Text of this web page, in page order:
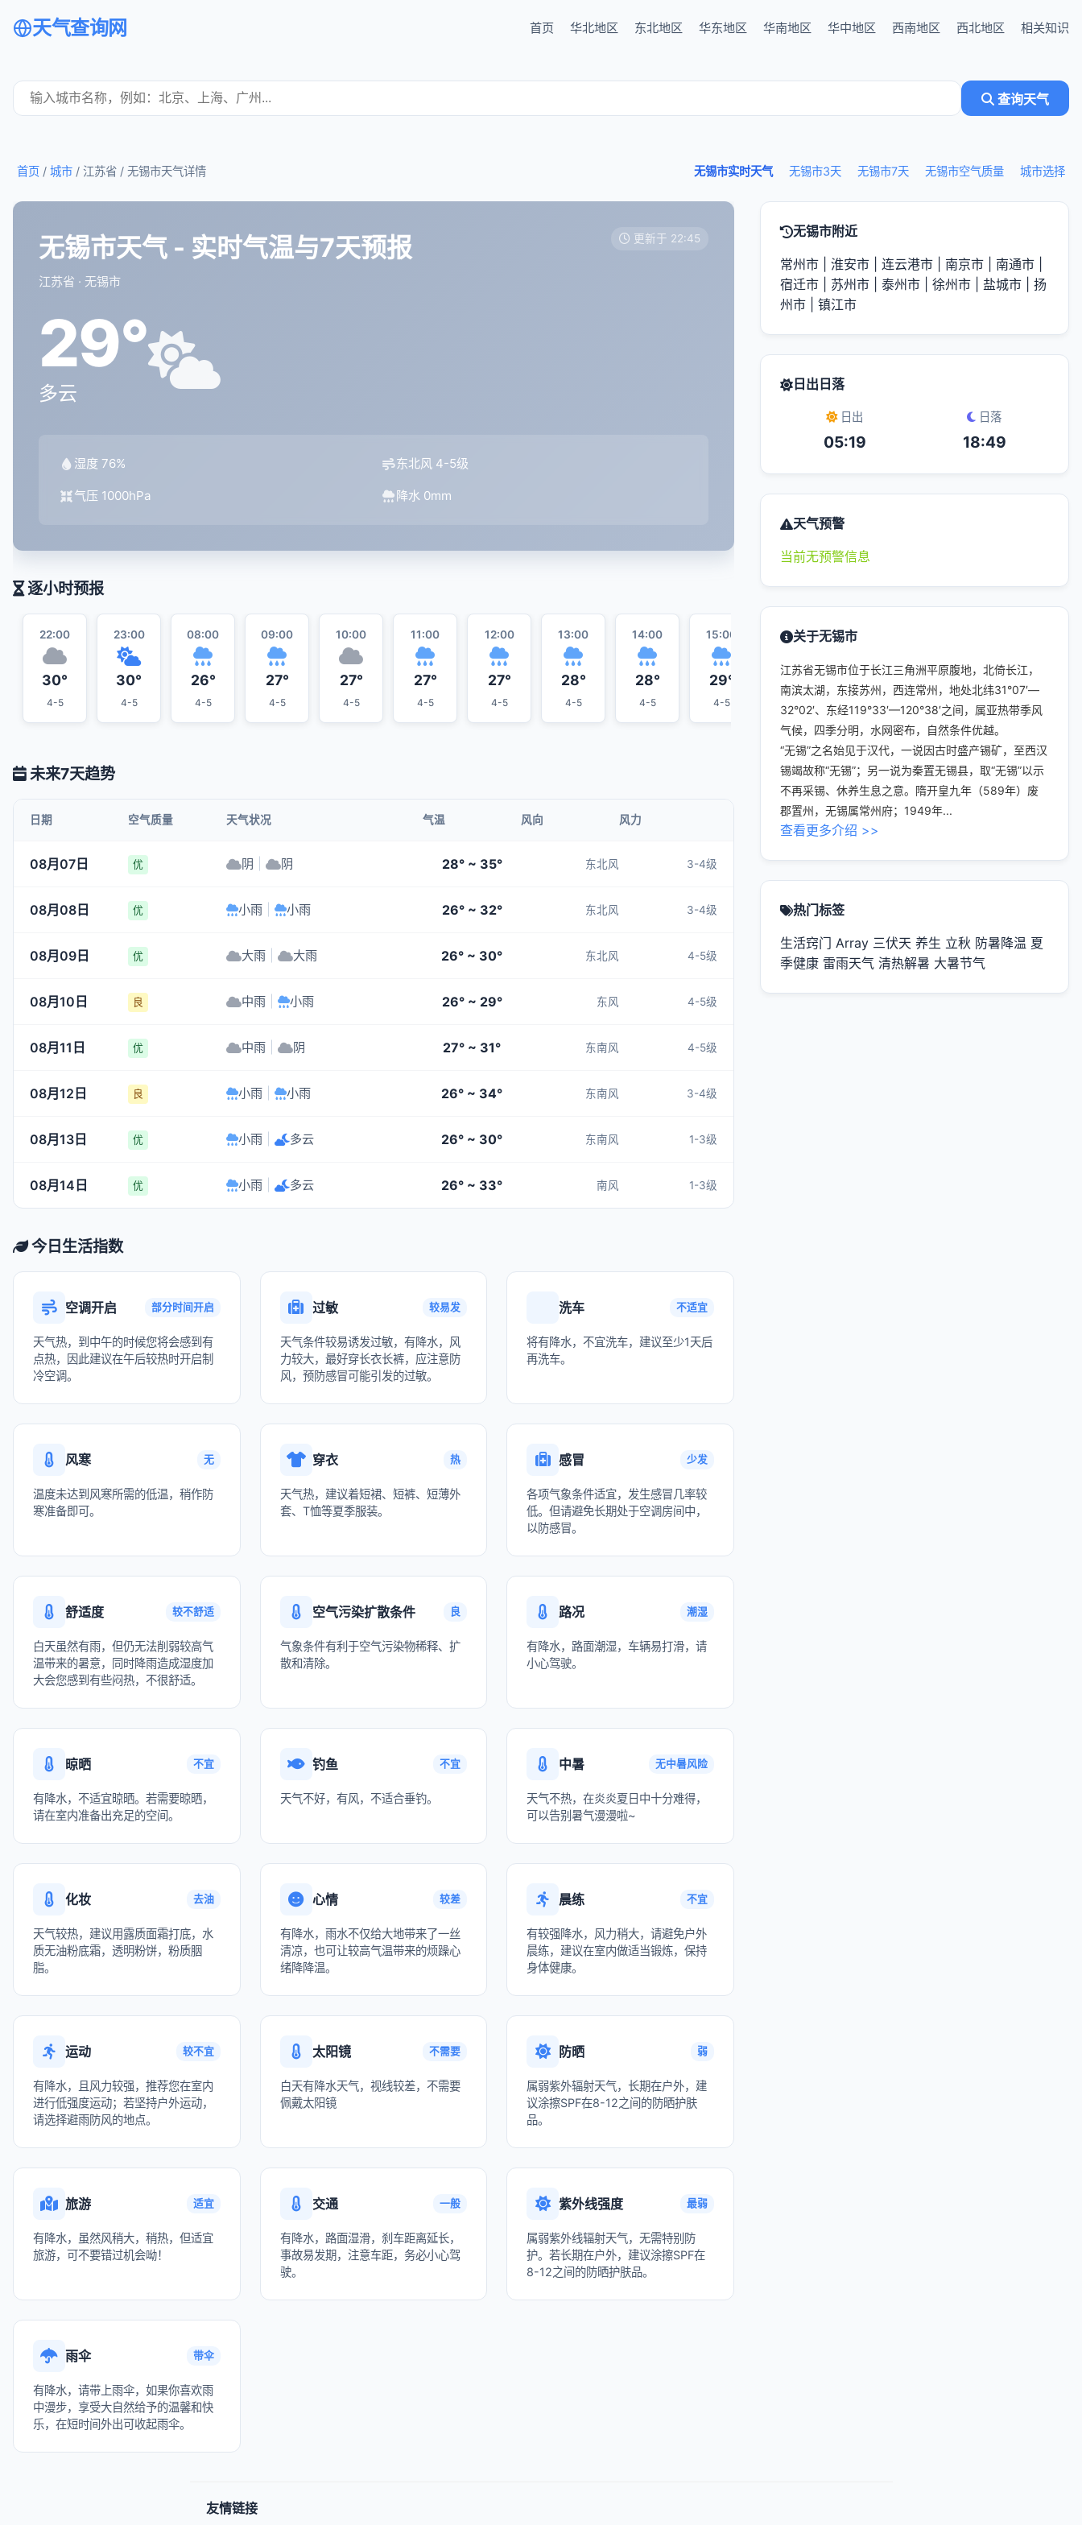
天气查询网 首页 华北地区 东北地区 华东地区 华南地区 华中地区 西南地区 西北地区 相关知识
查询天气
无锡市实时天气 无锡市3天 无锡市7天 无锡市空气质量 城市选择
首页 / 城市 / 江苏省 / 无锡市天气详情
无锡市天气 - 实时气温与7天预报
江苏省 · 无锡市
更新于 22:45
29°
多云
湿度 76% 东北风 4-5级
气压 1000hPa 降水 0mm
逐小时预报
22:00
30°
4-5
23:00
30°
4-5
08:00
26°
4-5
09:00
27°
4-5
10:00
27°
4-5
11:00
27°
4-5
12:00
27°
4-5
13:00
28°
4-5
14:00
28°
4-5
15:00
29°
4-5
16:00
29°
4-5
17:00
30°
4-5
29°
4-5
29°
4-5
未来7天趋势
日期 空气质量 天气状况 气温 风向 风力
08月07日 优 阴 阴 28° ~ 35° 东北风 3-4级
08月08日 优 小雨 小雨 26° ~ 32° 东北风 3-4级
08月09日 优 大雨 大雨 26° ~ 30° 东北风 4-5级
08月10日 良 中雨 小雨 26° ~ 29° 东风 4-5级
08月11日 优 中雨 阴 27° ~ 31° 东南风 4-5级
08月12日 良 小雨 小雨 26° ~ 34° 东南风 3-4级
08月13日 优 小雨 多云 26° ~ 30° 东南风 1-3级
08月14日 优 小雨 多云 26° ~ 33° 南风 1-3级
今日生活指数
空调开启 部分时间开启
天气热，到中午的时候您将会感到有
点热，因此建议在午后较热时开启制
冷空调。
过敏 较易发
天气条件较易诱发过敏，有降水，风
力较大，最好穿长衣长裤，应注意防
风，预防感冒可能引发的过敏。
洗车 不适宜
将有降水，不宜洗车，建议至少1天后
再洗车。
风寒 无
温度未达到风寒所需的低温，稍作防
寒准备即可。
穿衣 热
天气热，建议着短裙、短裤、短薄外
套、T恤等夏季服装。
感冒 少发
各项气象条件适宜，发生感冒几率较
低。但请避免长期处于空调房间中，
以防感冒。
舒适度 较不舒适
白天虽然有雨，但仍无法削弱较高气
温带来的暑意，同时降雨造成湿度加
大会您感到有些闷热，不很舒适。
空气污染扩散条件 良
气象条件有利于空气污染物稀释、扩
散和清除。
路况 潮湿
有降水，路面潮湿，车辆易打滑，请
小心驾驶。
晾晒 不宜
有降水，不适宜晾晒。若需要晾晒，
请在室内准备出充足的空间。
钓鱼 不宜
天气不好，有风，不适合垂钓。
中暑 无中暑风险
天气不热，在炎炎夏日中十分难得，
可以告别暑气漫漫啦~
化妆 去油
天气较热，建议用露质面霜打底，水
质无油粉底霜，透明粉饼，粉质胭
脂。
心情 较差
有降水，雨水不仅给大地带来了一丝
清凉，也可让较高气温带来的烦躁心
绪降降温。
晨练 不宜
有较强降水，风力稍大，请避免户外
晨练，建议在室内做适当锻炼，保持
身体健康。
运动 较不宜
有降水，且风力较强，推荐您在室内
进行低强度运动；若坚持户外运动，
请选择避雨防风的地点。
太阳镜 不需要
白天有降水天气，视线较差，不需要
佩戴太阳镜
防晒 弱
属弱紫外辐射天气，长期在户外，建
议涂擦SPF在8-12之间的防晒护肤
品。
旅游 适宜
有降水，虽然风稍大，稍热，但适宜
旅游，可不要错过机会呦！
交通 一般
有降水，路面湿滑，刹车距离延长，
事故易发期，注意车距，务必小心驾
驶。
紫外线强度 最弱
属弱紫外线辐射天气，无需特别防
护。若长期在户外，建议涂擦SPF在
8-12之间的防晒护肤品。
雨伞 带伞
有降水，请带上雨伞，如果你喜欢雨
中漫步，享受大自然给予的温馨和快
乐，在短时间外出可收起雨伞。
无锡市附近
常州市 淮安市 连云港市 南京市 南通市
宿迁市
苏州市 泰州市 徐州市 盐城市
扬
州市
镇江市
日出日落
日出
05:19
日落
18:49
天气预警
当前无预警信息
关于无锡市
江苏省无锡市位于长江三角洲平原腹地，北倚长江，
南滨太湖，东接苏州，西连常州，地处北纬31°07′—
32°02′、东经119°33′—120°38′之间，属亚热带季风
气候，四季分明，水网密布，自然条件优越。
“无锡”之名始见于汉代，一说因古时盛产锡矿，至西汉
锡竭故称“无锡”；另一说为秦置无锡县，取“无锡”以示
不再采锡、休养生息之意。隋开皇九年（589年）废
郡置州，无锡属常州府；1949年...
查看更多介绍 >>
热门标签
生活窍门 Array 三伏天 养生 立秋 防暑降温 夏
季健康 雷雨天气 清热解暑 大暑节气
友情链接